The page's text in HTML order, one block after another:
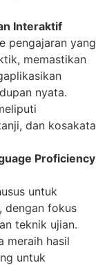
Interaktif
pengajaran yang
memastikan
nyata.
dan kosakata
Proficiency
untuk
dengan fokus
teknik ujian.
meraih hasil
untuk